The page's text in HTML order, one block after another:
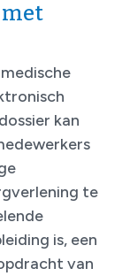
met
kan
te
is, een
van